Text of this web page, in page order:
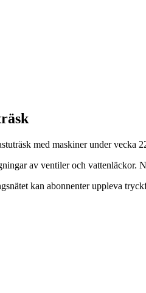
med maskiner under vecka
av ventiler och vattenläckor.
kan abonnenter uppleva